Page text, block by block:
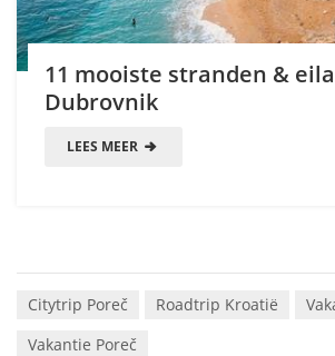
11 mooiste stranden &
Dubrovnik
LEES MEER
Citytrip Poreč Roadtrip Kroatië
Vakantie Poreč